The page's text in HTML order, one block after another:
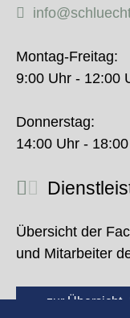
Montag-Freitag:
9:00 Uhr - 12:00
Donnerstag:
14:00 Uhr -
Übersicht der
und Mitarbeiter
zur Übersicht